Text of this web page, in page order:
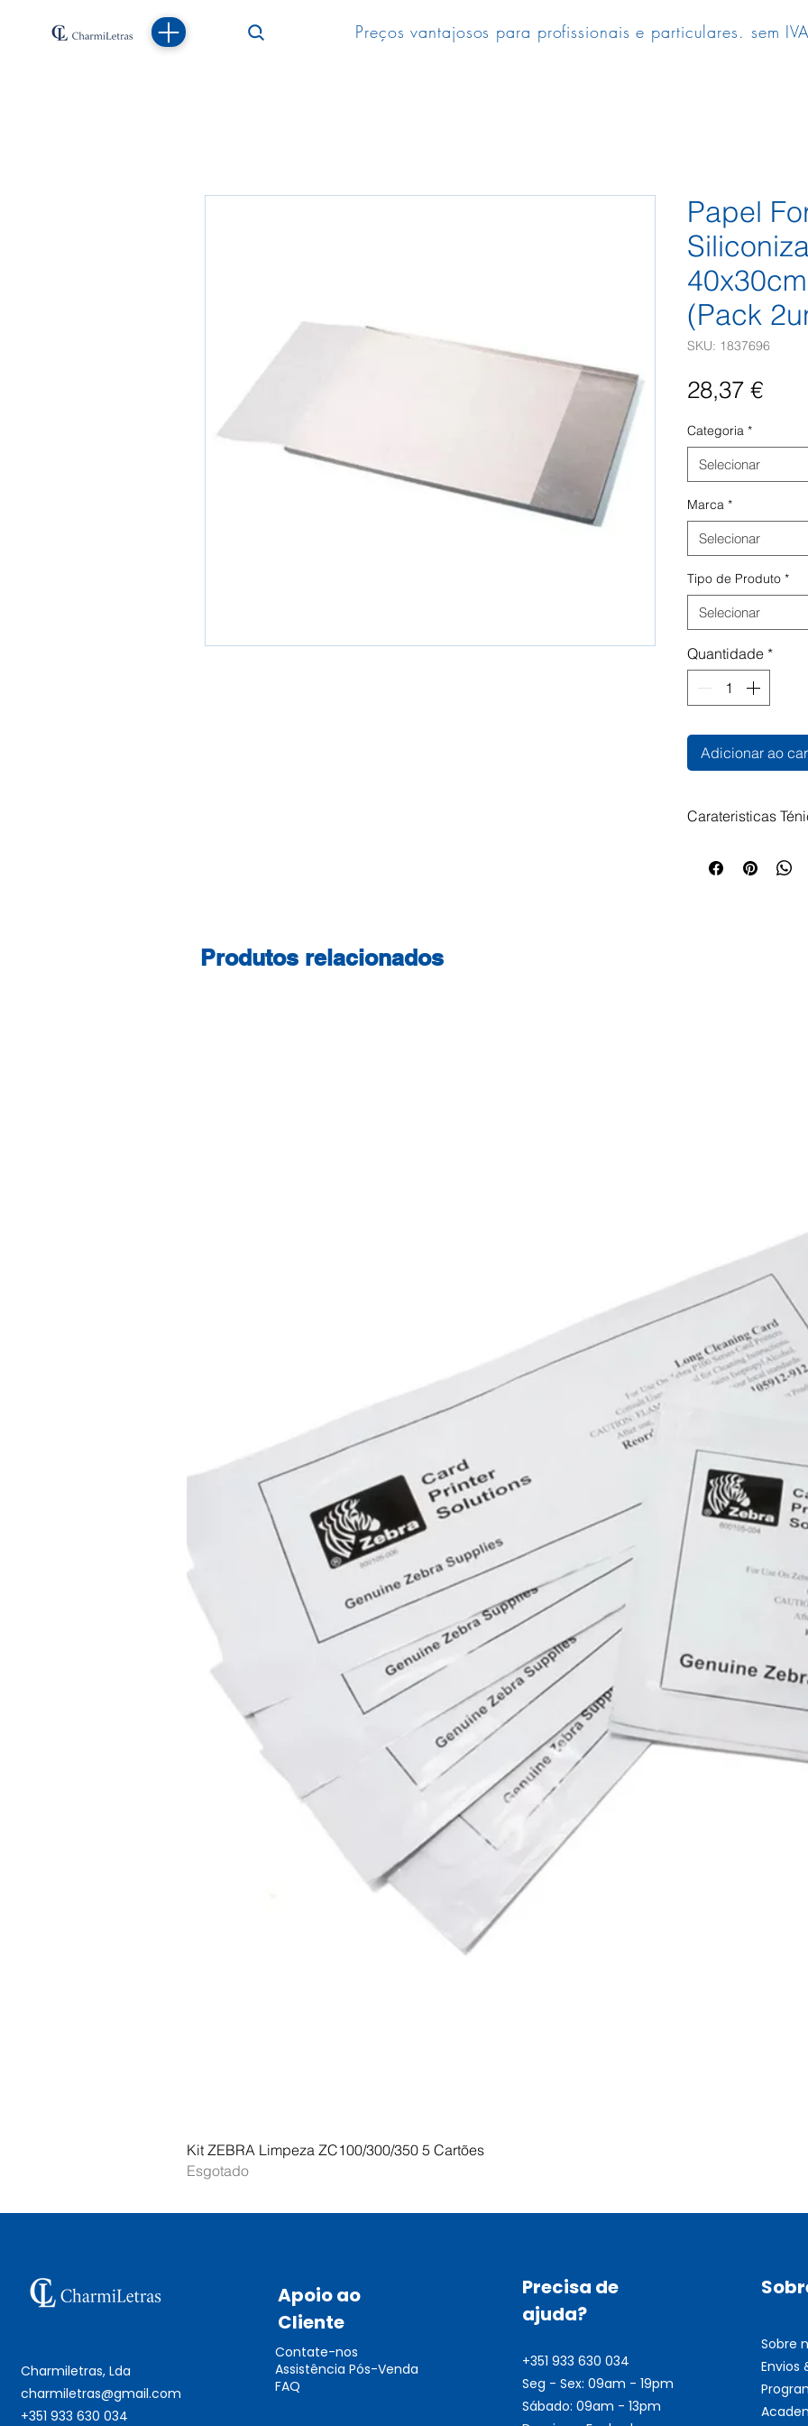
Preços vantajosos para profissionais e particulares. sem
Papel
(Pack
SKU: 1837696
28,37 €Preço
Categoria *
Selecionar
Marca *
Selecionar
Tipo de Produto *
Selecionar
Quantidade *
Adicionar ao
Carateristicas
particularidade
Produtos relacionados
Kit ZEBRA Limpeza ZC100/300/350 5 Cartões
Esgotado
Charmiletras, Lda
charmiletras@gmail.com
+351 933 630 034
Apoio ao
Cliente
Contate-nos
Assistência Pós-Venda
FAQ
Precisa de
ajuda?
+351 933 630 034
Seg - Sex: 09am - 19pm
Sábado: 09am - 13pm
Sobre
Envios